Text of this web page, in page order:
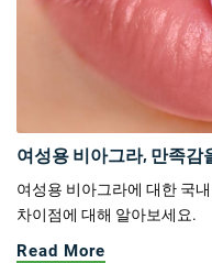
여성용 비아그라, 만족감
여성용 비아그라에 대한 국
차이점에 대해 알아보세요.
Read More